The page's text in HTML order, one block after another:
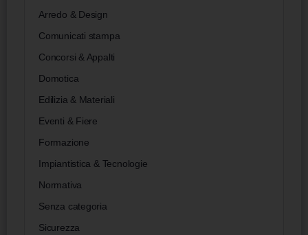
Arredo & Design
Comunicati stampa
Concorsi & Appalti
Domotica
Edilizia & Materiali
Eventi & Fiere
Formazione
Impiantistica & Tecnologie
Normativa
Senza categoria
Sicurezza